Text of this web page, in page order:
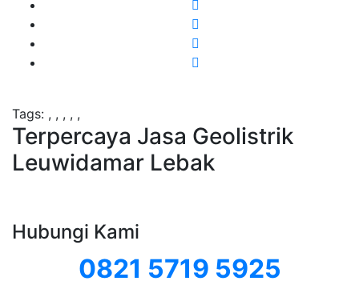
Tags: , , , , ,
Terpercaya Jasa Geolistrik
Leuwidamar Lebak
Hubungi Kami
0821 5719 5925